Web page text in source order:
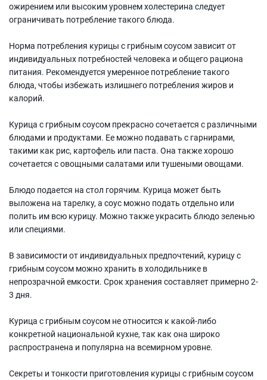
ожирением или высоким уровнем холестерина следует
ограничивать потребление такого блюда.
Норма потребления курицы с грибным соусом зависит от
индивидуальных потребностей человека и общего рациона
питания. Рекомендуется умеренное потребление такого
блюда, чтобы избежать излишнего потребления жиров и
калорий.
Курица с грибным соусом прекрасно сочетается с различными
блюдами и продуктами. Ее можно подавать с гарнирами,
такими как рис, картофель или паста. Она также хорошо
сочетается с овощными салатами или тушеными овощами.
Блюдо подается на стол горячим. Курица может быть
выложена на тарелку, а соус можно подать отдельно или
полить им всю курицу. Можно также украсить блюдо зеленью
или специями.
В зависимости от индивидуальных предпочтений, курицу с
грибным соусом можно хранить в холодильнике в
непрозрачной емкости. Срок хранения составляет примерно 2-
3 дня.
Курица с грибным соусом не относится к какой-либо
конкретной национальной кухне, так как она широко
распространена и популярна на всемирном уровне.
Секреты и тонкости приготовления курицы с грибным соусом